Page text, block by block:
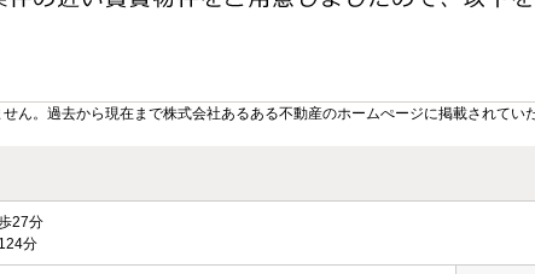
ん。過去から現在まで株式会社あるある不動産のホームぺージに掲載されてい
27分
分